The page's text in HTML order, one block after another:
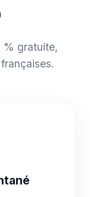
% gratuite,